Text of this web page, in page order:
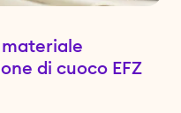
di cuoco EFZ